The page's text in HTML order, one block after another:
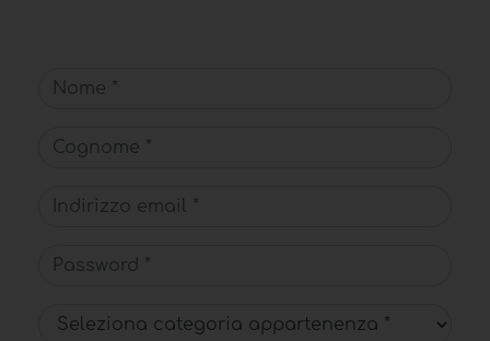
Nome
Cognome
Indirizzo email
Password